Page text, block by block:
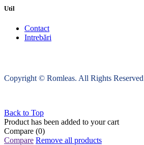
Util
Contact
Intrebări
Copyright © Romleas. All Rights Reserved
Back to Top
Product has been added to your cart
Compare (0)
Compare Remove all products